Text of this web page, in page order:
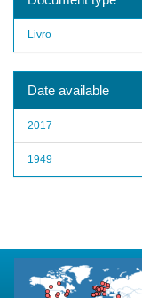
Livro
Date available
2017
1949